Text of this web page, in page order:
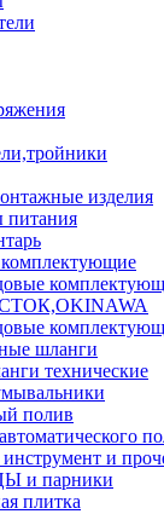
изделия
питания
шланги
технические
полив
и
и парники
плитка